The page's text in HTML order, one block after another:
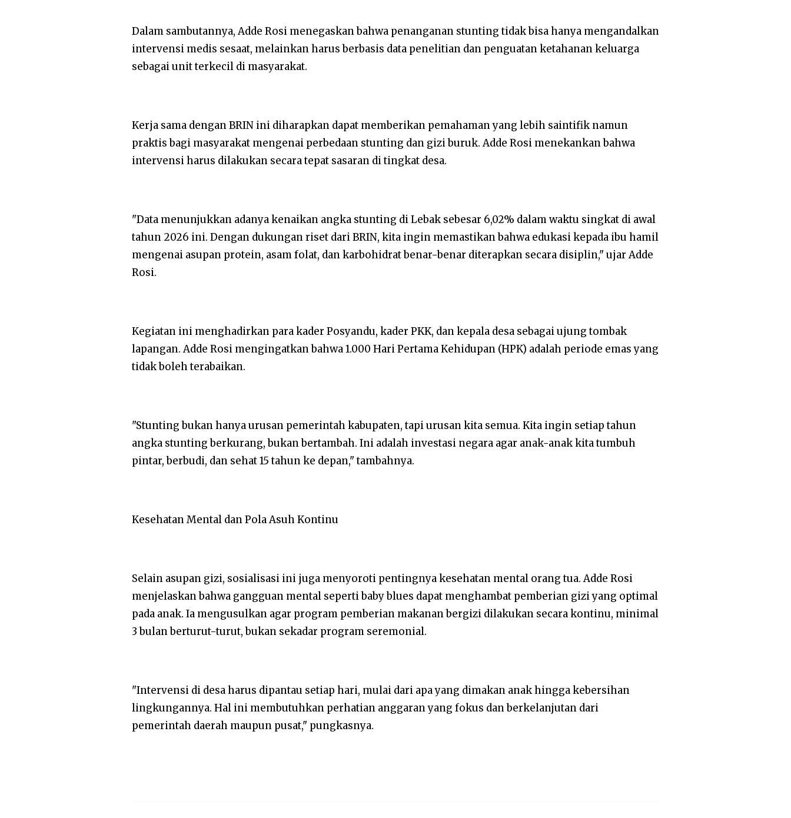
Dalam sambutannya, Adde Rosi menegaskan bahwa penanganan stunting tidak bisa hanya mengandalkan
intervensi medis sesaat, melainkan harus berbasis data penelitian dan penguatan ketahanan keluarga
sebagai unit terkecil di masyarakat.
Kerja sama dengan BRIN ini diharapkan dapat memberikan pemahaman yang lebih saintifik namun
praktis bagi masyarakat mengenai perbedaan stunting dan gizi buruk. Adde Rosi menekankan bahwa
intervensi harus dilakukan secara tepat sasaran di tingkat desa.
"Data menunjukkan adanya kenaikan angka stunting di Lebak sebesar 6,02% dalam waktu singkat di awal
tahun 2026 ini. Dengan dukungan riset dari BRIN, kita ingin memastikan bahwa edukasi kepada ibu hamil
mengenai asupan protein, asam folat, dan karbohidrat benar-benar diterapkan secara disiplin," ujar Adde
Rosi.
Kegiatan ini menghadirkan para kader Posyandu, kader PKK, dan kepala desa sebagai ujung tombak
lapangan. Adde Rosi mengingatkan bahwa 1.000 Hari Pertama Kehidupan (HPK) adalah periode emas yang
tidak boleh terabaikan.
"Stunting bukan hanya urusan pemerintah kabupaten, tapi urusan kita semua. Kita ingin setiap tahun
angka stunting berkurang, bukan bertambah. Ini adalah investasi negara agar anak-anak kita tumbuh
pintar, berbudi, dan sehat 15 tahun ke depan," tambahnya.
Kesehatan Mental dan Pola Asuh Kontinu
Selain asupan gizi, sosialisasi ini juga menyoroti pentingnya kesehatan mental orang tua. Adde Rosi
menjelaskan bahwa gangguan mental seperti baby blues dapat menghambat pemberian gizi yang optimal
pada anak. Ia mengusulkan agar program pemberian makanan bergizi dilakukan secara kontinu, minimal
3 bulan berturut-turut, bukan sekadar program seremonial.
"Intervensi di desa harus dipantau setiap hari, mulai dari apa yang dimakan anak hingga kebersihan
lingkungannya. Hal ini membutuhkan perhatian anggaran yang fokus dan berkelanjutan dari
pemerintah daerah maupun pusat," pungkasnya.